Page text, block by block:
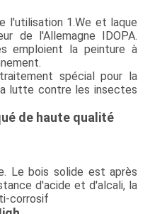
l'utilisation 1.We et laque
de l'Allemagne IDOPA.
emploient la peinture à
spécial pour la
lutte contre les insectes
de haute qualité
Le bois solide est après
d'acide et d'alcali, la
corrosif